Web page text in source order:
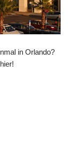
in Orlando?